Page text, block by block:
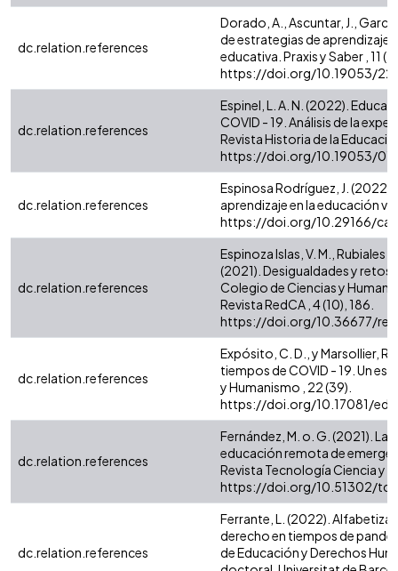
dc.relation.references
Dorado, A., Ascuntar, J.,
de estrategias de aprendizaje
educativa. Praxis y Saber , 11
https://doi.org/10.19053/
dc.relation.references
Espinel, L. A. N. (2022).
COVID - 19. Análisis de la
Revista Historia de la
https://doi.org/10.19053/
dc.relation.references
Espinosa Rodríguez, J.
aprendizaje en la educación
https://doi.org/10.29166/
dc.relation.references
Espinoza Islas, V. M., Rubiales
(2021). Desigualdades y retos
Colegio de Ciencias y
Revista RedCA , 4 (10), 186.
https://doi.org/10.36677/
dc.relation.references
Expósito, C. D., y Marsollier,
tiempos de COVID - 19. Un
y Humanismo , 22 (39).
https://doi.org/10.17081/
dc.relation.references
Fernández, M. o. G. (2021).
educación remota de
Revista Tecnología Ciencia y
https://doi.org/10.51302/
dc.relation.references
Ferrante, L. (2022).
derecho en tiempos de
de Educación y Derechos